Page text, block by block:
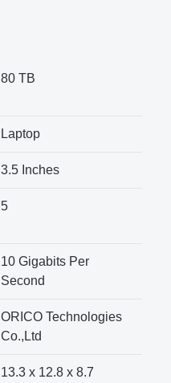
80 TB
Laptop
3.5 Inches
5
10 Gigabits Per
Second
ORICO Technologies
Co.,Ltd
13.3 x 12.8 x 8.7